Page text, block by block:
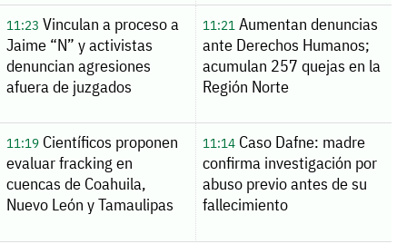
11:23 Vinculan a proceso a
Jaime “N” y activistas
denuncian agresiones
afuera de juzgados
11:21 Aumentan denuncias
ante Derechos Humanos;
acumulan 257 quejas en la
Región Norte
11:19Científicos proponen
evaluar fracking en
cuencas de Coahuila,
Nuevo León y Tamaulipas
11:14Caso Dafne: madre
confirma investigación por
abuso previo antes de su
fallecimiento